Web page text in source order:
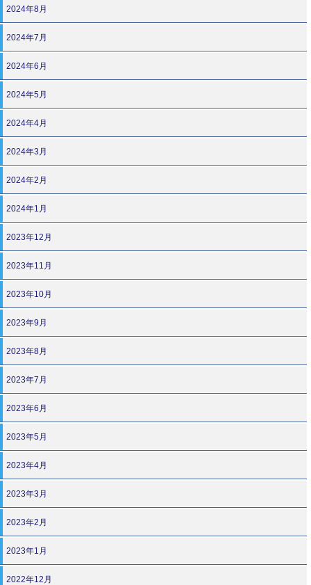
2024年8月
2024年7月
2024年6月
2024年5月
2024年4月
2024年3月
2024年2月
2024年1月
2023年12月
2023年11月
2023年10月
2023年9月
2023年8月
2023年7月
2023年6月
2023年5月
2023年4月
2023年3月
2023年2月
2023年1月
2022年12月